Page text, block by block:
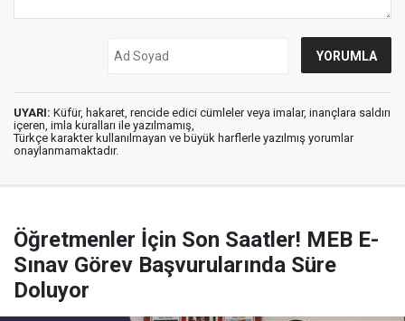
UYARI: Küfür, hakaret, rencide edici cümleler veya imalar, inançlara saldırı
içeren, imla kuralları ile yazılmamış,
Türkçe karakter kullanılmayan ve büyük harflerle yazılmış yorumlar
onaylanmamaktadır.
Öğretmenler İçin Son Saatler! MEB E-
Sınav Görev Başvurularında Süre
Doluyor